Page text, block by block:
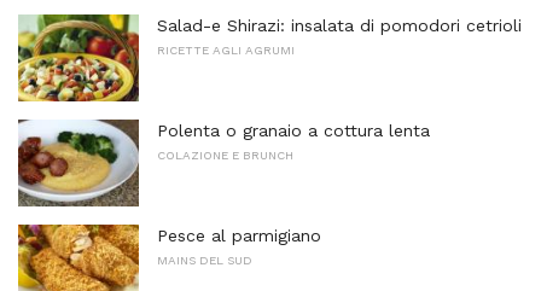
Salad-e Shirazi: insalata di pomodori cetrioli
RICETTE AGLI AGRUMI
Polenta o granaio a cottura lenta
COLAZIONE E BRUNCH
Pesce al parmigiano
MAINS DEL SUD